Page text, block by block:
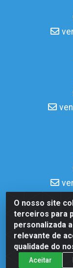
O nosso site
terceiros para
personalizada
relevante de
qualidade do
Aceitar
Casa Norte
Sept